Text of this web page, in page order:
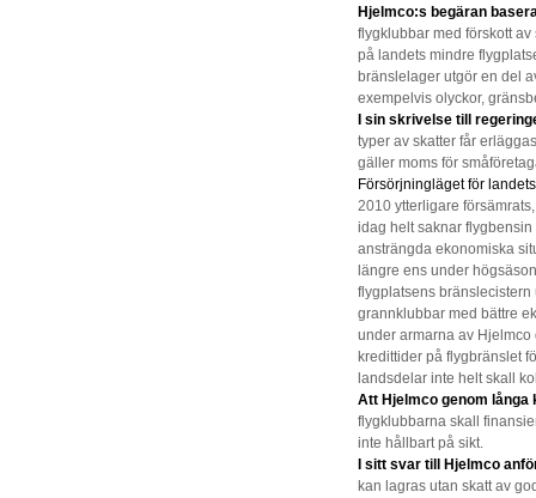
Hjelmco:s begäran
flygklubbar med förskott
på landets mindre
bränslelager utgör en del
exempelvis olyckor,
I sin skrivelse till
typer av skatter får
gäller moms för
Försörjningläget för
2010 ytterligare
idag helt saknar
ansträngda ekonomiska
längre ens under
flygplatsens
grannklubbar med bättre
under armarna av
kredittider på flygbränslet
landsdelar inte helt skall
Att Hjelmco genom
flygklubbarna skall
inte hållbart på sikt.
I sitt svar till Hjelmco
kan lagras utan skatt av